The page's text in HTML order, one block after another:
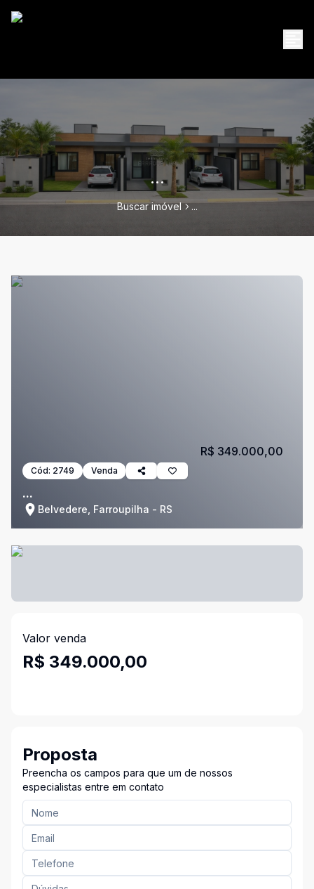
...
Buscar imóvel ...
Cód: 2749 Venda
...
Belvedere, Farroupilha - RS
R$ 349.000,00
Valor venda
R$ 349.000,00
Proposta
Preencha os campos para que um de nossos
especialistas entre em contato